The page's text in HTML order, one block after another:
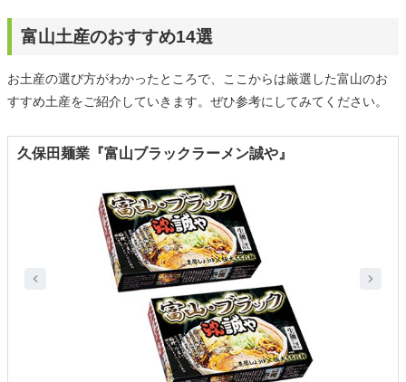
富山土産のおすすめ14選
お土産の選び方がわかったところで、ここからは厳選した富山のお
すすめ土産をご紹介していきます。ぜひ参考にしてみてください。
久保田麺業『富山ブラックラーメン誠や』